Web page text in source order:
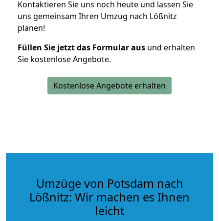
Kontaktieren Sie uns noch heute und lassen Sie
uns gemeinsam Ihren Umzug nach Lößnitz
planen!
Füllen Sie jetzt das Formular aus und erhalten
Sie kostenlose Angebote.
Kostenlose Angebote erhalten
Umzüge von Potsdam nach
Lößnitz: Wir machen es Ihnen
leicht